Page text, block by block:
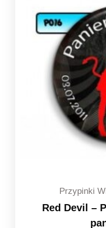
Przypinki
Red Devil –